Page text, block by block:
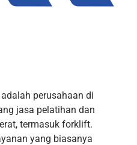
adalah perusahaan di
jasa pelatihan dan
termasuk forklift.
yang biasanya